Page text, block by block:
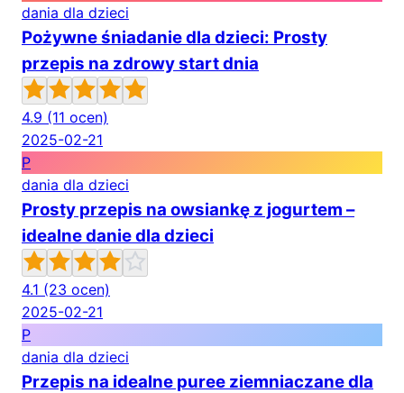
dania dla dzieci
Pożywne śniadanie dla dzieci: Prosty
przepis na zdrowy start dnia
4.9 (11 ocen)
2025-02-21
P
dania dla dzieci
Prosty przepis na owsiankę z jogurtem –
idealne danie dla dzieci
4.1 (23 ocen)
2025-02-21
P
dania dla dzieci
Przepis na idealne puree ziemniaczane dla